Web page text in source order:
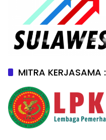
MITRA KERJASAMA :